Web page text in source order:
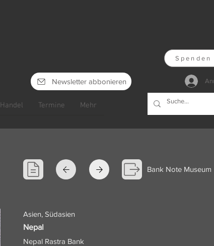
Newsletter abbonieren
Handel Termine Mehr
Spenden
Bank Note Museum
Asien, Südasien
Nepal
Nepal Rastra Bank